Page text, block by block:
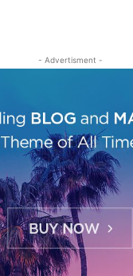
- Advertisment -